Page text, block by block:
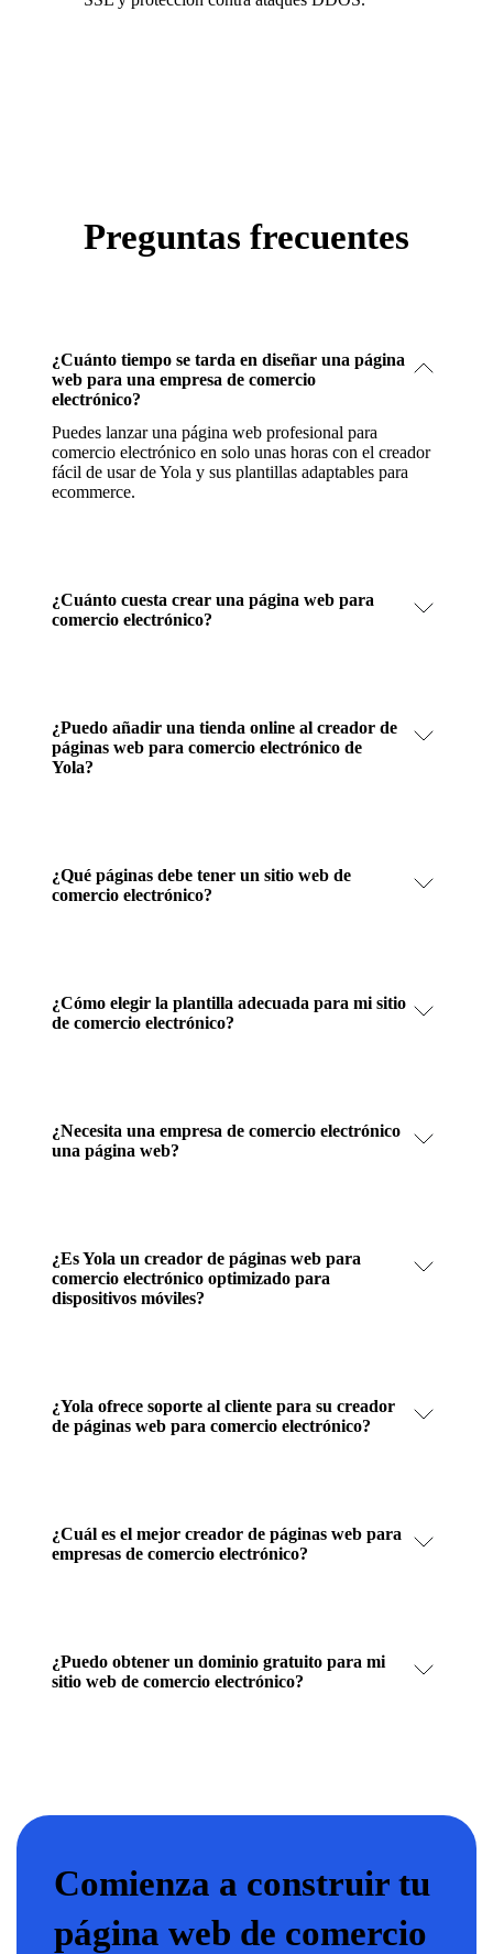
Preguntas frecuentes
¿Cuánto tiempo se tarda en diseñar una página
web para una empresa de comercio
electrónico?
Puedes lanzar una página web profesional para
comercio electrónico en solo unas horas con el creador
fácil de usar de Yola y sus plantillas adaptables para
ecommerce.
¿Cuánto cuesta crear una página web para
comercio electrónico?
¿Puedo añadir una tienda online al creador de
páginas web para comercio electrónico de
Yola?
¿Qué páginas debe tener un sitio web de
comercio electrónico?
¿Cómo elegir la plantilla adecuada para mi sitio
de comercio electrónico?
¿Necesita una empresa de comercio electrónico
una página web?
¿Es Yola un creador de páginas web para
comercio electrónico optimizado para
dispositivos móviles?
¿Yola ofrece soporte al cliente para su creador
de páginas web para comercio electrónico?
¿Cuál es el mejor creador de páginas web para
empresas de comercio electrónico?
¿Puedo obtener un dominio gratuito para mi
sitio web de comercio electrónico?
Comienza a construir tu
página web de comercio